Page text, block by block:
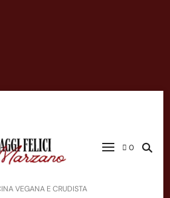
VEGANA E CRUDISTA
0